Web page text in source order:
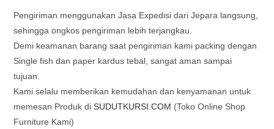
Pengiriman menggunakan Jasa Expedisi dari Jepara langsung,
sehingga ongkos pengiriman lebih terjangkau.
Demi keamanan barang saat pengiriman kami packing dengan
Single fish dan paper kardus tebal, sangat aman sampai
tujuan.
Kami selalu memberikan kemudahan dan kenyamanan untuk
memesan Produk diSUDUTKURSI.COM (Toko Online Shop
Furniture Kami)